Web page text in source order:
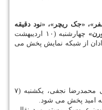
«جک ریچر»، «نود دقیقه
چهارشنبه (۱۰ اردیبهشت
۱۵، ۱۹، ۲۱، ۲۳ و ۱ بامدادان از شبکه نمایش پخش می
به کارگردانی محمدرضا نجفی، یکشنبه (۷